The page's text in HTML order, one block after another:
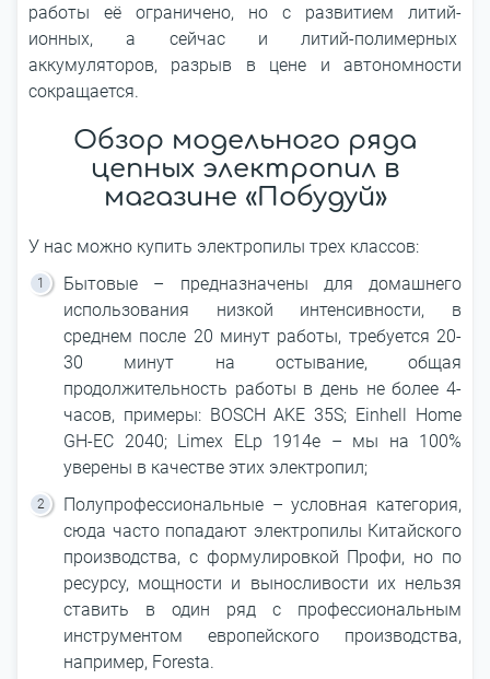
работы её ограничено, но с развитием литий-
ионных, а сейчас и литий-полимерных
аккумуляторов, разрыв в цене и автономности
сокращается.
Обзор модельного ряда
цепных электропил в
магазине «Побудуй»
У нас можно купить электропилы трех классов:
Бытовые – предназначены для домашнего
использования низкой интенсивности, в
среднем после 20 минут работы, требуется 20-
30 минут на остывание, общая
продолжительность работы в день не более 4-
часов, примеры: BOSCH AKE 35S; Einhell Home
GH-EC 2040; Limex ELp 1914e – мы на 100%
уверены в качестве этих электропил;
Полупрофессиональные – условная категория,
сюда часто попадают электропилы Китайского
производства, с формулировкой Профи, но по
ресурсу, мощности и выносливости их нельзя
ставить в один ряд с профессиональным
инструментом европейского производства,
например, Foresta.